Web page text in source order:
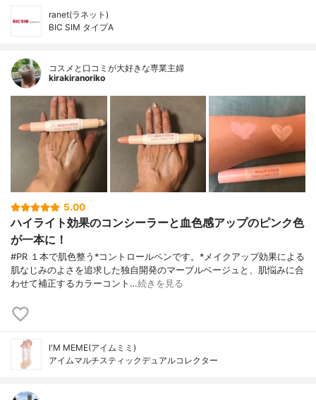
ranet(ラネット)
BIC SIM タイプA
コスメと口コミが大好きな専業主婦
kirakiranoriko
5.00
ハイライト効果のコンシーラーと血色感アップのピンク色
が一本に！
#PR １本で肌色整う*コントロールペンです。*メイクアップ効果による
肌なじみのよさを追求した独自開発のマーブルベージュと、肌悩みに合
わせて補正するカラーコント…続きを見る
I'M MEME(アイムミミ)
アイムマルチスティックデュアルコレクター